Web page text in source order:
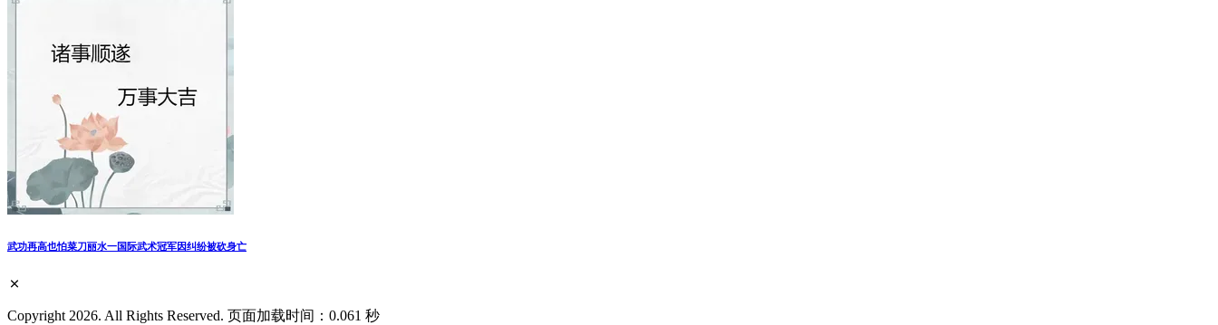
武功再高也怕菜刀丽水一国际武术冠军因纠纷被砍身亡
Copyright 2026. All Rights Reserved. 页面加载时间：0.061 秒